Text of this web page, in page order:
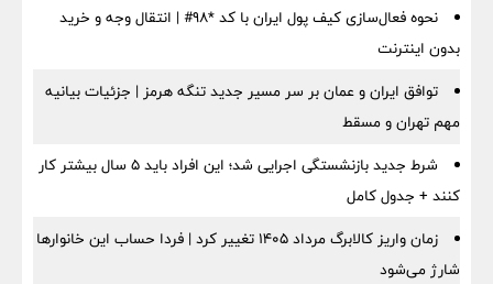
نحوه فعال‌سازی کیف پول ایران با کد *98# | انتقال وجه و خرید
بدون اینترنت
توافق ایران و عمان بر سر مسیر جدید تنگه هرمز | جزئیات بیانیه
مهم تهران و مسقط
شرط جدید بازنشستگی اجرایی شد؛ این افراد باید ۵ سال بیشتر کار
کنند + جدول کامل
زمان واریز کالابرگ مرداد ۱۴۰۵ تغییر کرد | فردا حساب این خانوارها
شارژ می‌شود